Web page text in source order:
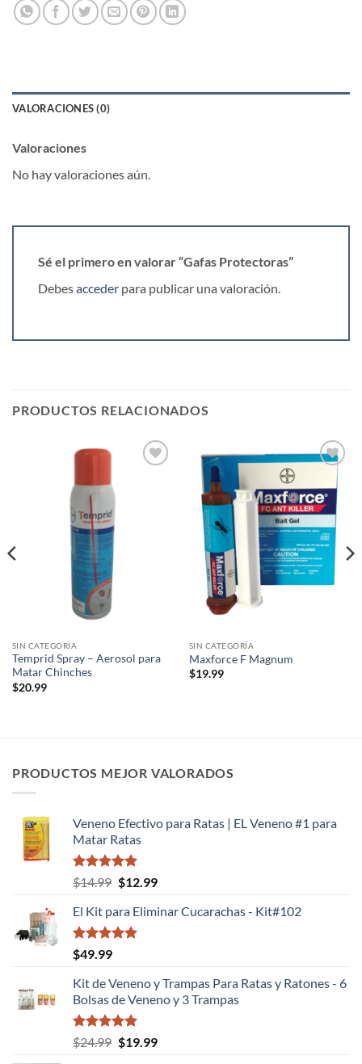
VALORACIONES (0)
Valoraciones
No hay valoraciones aún.
Sé el primero en valorar “Gafas Protectoras”
Debesacceder para publicar una valoración.
PRODUCTOS RELACIONADOS
SIN CATEGORÍA
Temprid Spray – Aerosol para
Matar Chinches
$20.99
a la
lista de
deseos
SIN CATEGORÍA
Maxforce F Magnum
$19.99
PRODUCTOS MEJOR VALORADOS
Veneno Efectivo para Ratas | EL Veneno #1 para
Matar Ratas
Valorado
con
de 5
$14.99 El
original
era:
$12.99El
actual
El Kit para Eliminar Cucarachas - Kit#102
Valorado
con
de 5
$49.99
Kit de Veneno y Trampas Para Ratas y Ratones - 6
Bolsas de Veneno y 3 Trampas
Valorado
con
$24.99 El
$19.99El